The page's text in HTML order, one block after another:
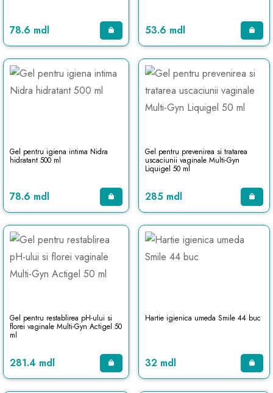
78.6 mdl 53.6 mdl
Gel pentru igiena intima Nidra
hidratant 500 ml
78.6 mdl
Gel pentru prevenirea si tratarea
uscaciunii vaginale Multi-Gyn
Liquigel 50 ml
285 mdl
Gel pentru restablirea pH-ului si
florei vaginale Multi-Gyn Actigel 50
ml
281.4 mdl
Hartie igienica umeda Smile 44 buc
32 mdl